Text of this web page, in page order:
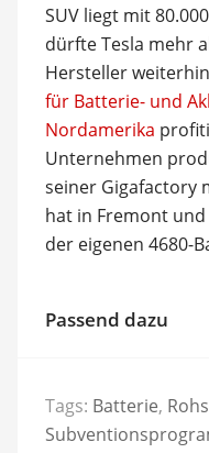
SUV liegt mit
dürfte Tesla mehr
Hersteller
für Batterie- und
Nordamerika
Unternehmen
seiner Gigafactory
hat in Fremont
der eigenen 4680-
Passend dazu
Tags: Batterie,